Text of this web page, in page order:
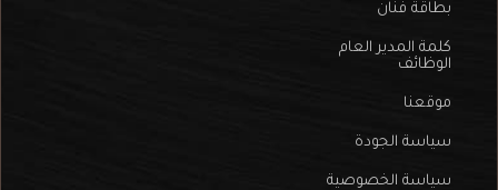
بطاقة فنان
كلمة المدير العام
الوظائف
موقعنا
سياسة الجودة
سياسة الخصوصية